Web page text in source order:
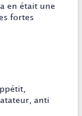
en était une
fortes
anti